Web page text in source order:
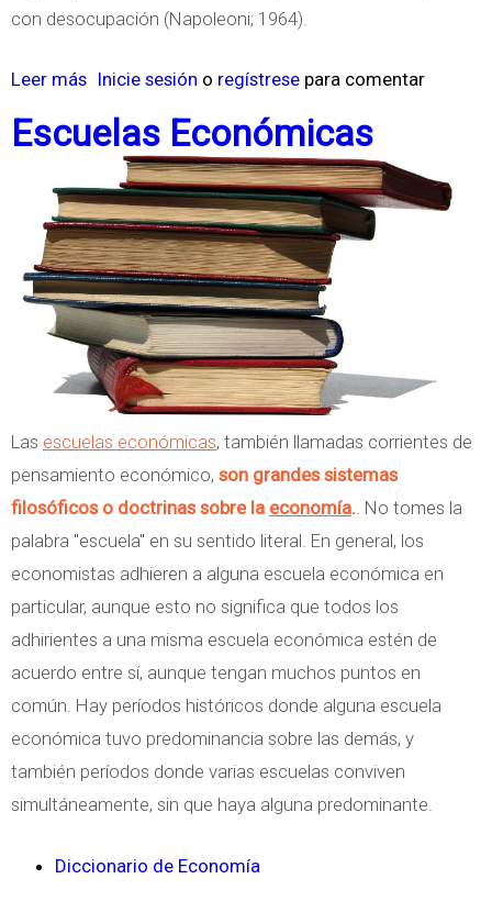
e
n
a
r
q
u
i
s
m
con desocupación (Napoleoni; 1964).
Leer más
b
e
T
e
o
r
í
C
l
á
s
i
c
a
Inicie sesión o regístrese para comentar
Escuelas Económicas
Las escuelas económicas, también llamadas corrientes de
pensamiento económico, son grandes sistemas
filosóficos o doctrinas sobre la economía.. No tomes la
palabra "escuela" en su sentido literal. En general, los
economistas adhieren a alguna escuela económica en
particular, aunque esto no significa que todos los
adhirientes a una misma escuela económica estén de
acuerdo entre sí, aunque tengan muchos puntos en
común. Hay períodos históricos donde alguna escuela
económica tuvo predominancia sobre las demás, y
también períodos donde varias escuelas conviven
simultáneamente, sin que haya alguna predominante.
Diccionario de Economía